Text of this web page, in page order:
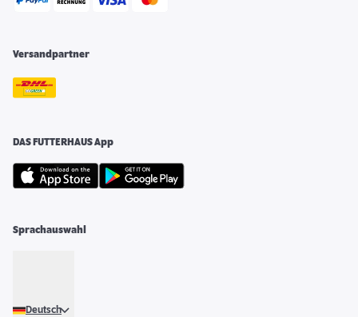
Versandpartner
DAS FUTTERHAUS App
Sprachauswahl
Deutsch